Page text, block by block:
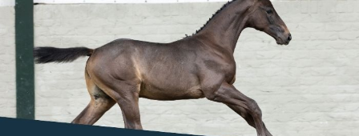
Kristen Vanderveen vervolledigde de top drie in het
zadel van de 10-jarige Bull Run's Joreh (Uriko). De
snelste barrage chrono was er voor Carly Anthony
en de 12-jarige KWPN-ruin, Heavenly W (Calvaro
F.C.). Het paar strandde op de vierde plaats voor
Daniel Bluman en de 13-jarige KWPN-merrie, Gemma
W (Luidam).